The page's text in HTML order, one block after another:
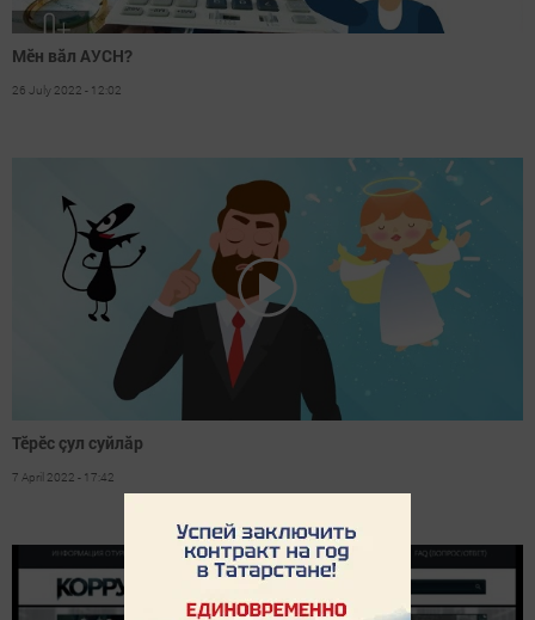
Мӗн вăл АУСН?
26 July 2022 - 12:02
Тӗрӗс çул суйлăр
7 April 2022 - 17:42